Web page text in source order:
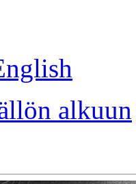
alkuun